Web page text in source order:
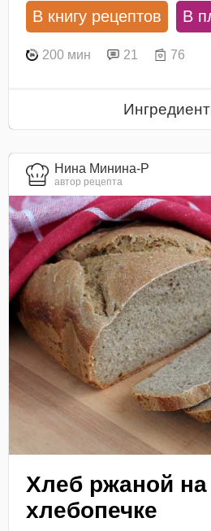
В книгу рецептов В
200 мин 21 76
Нина Минина-Р
автор рецепта
Хлеб ржаной на
хлебопечке